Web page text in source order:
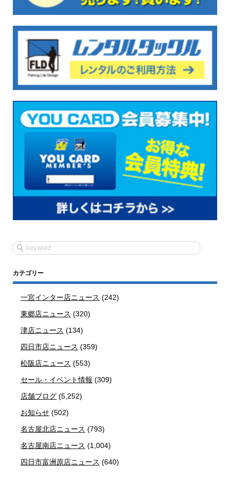
カテゴリー
一宮インター店ニュース (242)
東郷店ニュース (320)
津店ニュース (134)
四日市店ニュース (359)
松阪店ニュース (553)
セール・イベント情報 (309)
店舗ブログ (5,252)
お知らせ (502)
名古屋北店ニュース (793)
名古屋南店ニュース (1,004)
四日市富洲原店ニュース (640)